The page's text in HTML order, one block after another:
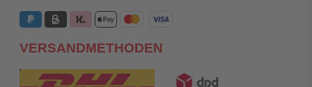
VERSANDMETHODEN